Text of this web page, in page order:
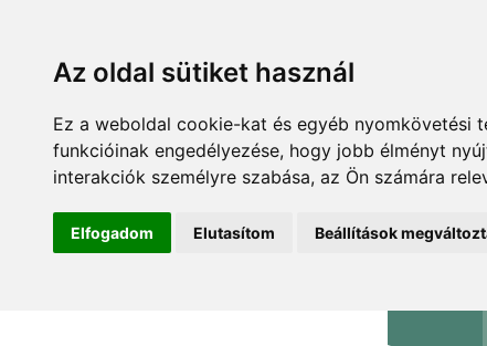
Az oldal sütiket használ
Ez a weboldal cookie-kat és egyéb nyomkövetési
funkcióinak engedélyezése, hogy jobb élményt
interakciók személyre szabása, az Ön számára
Elfogadom Elutasítom Beállítások